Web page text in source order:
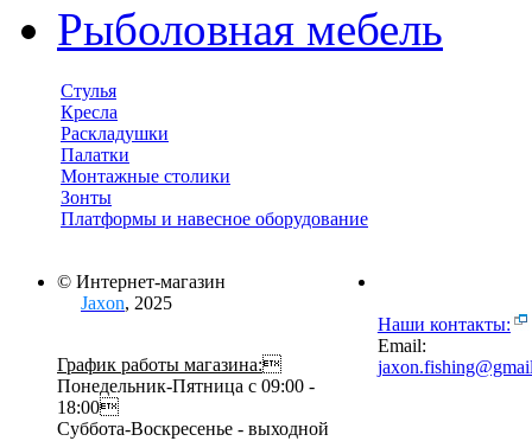
Рыболовная мебель
Стулья
Кресла
Раскладушки
Палатки
Монтажные столики
Зонты
Платформы и навесное оборудование
© Интернет-магазин
Jaxon, 2025
График работы магазина:
Понедельник-Пятница с 09:00 -
18:00
Суббота-Воскресенье - выходной
Наши контакты:
Email: